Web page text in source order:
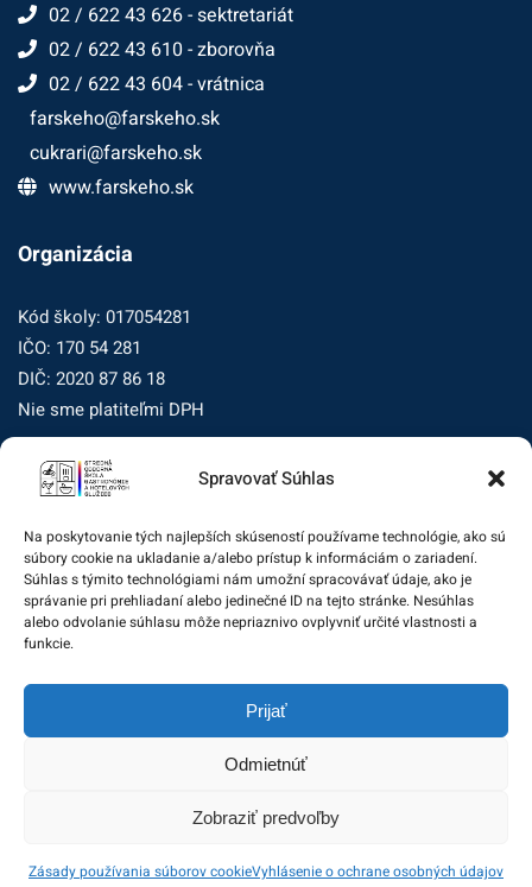
Spravovať Súhlas
Na poskytovanie tých najlepších skúseností používame technológie, ako sú
súbory cookie na ukladanie a/alebo prístup k informáciám o zariadení.
Súhlas s týmito technológiami nám umožní spracovávať údaje, ako je
správanie pri prehliadaní alebo jedinečné ID na tejto stránke. Nesúhlas
alebo odvolanie súhlasu môže nepriaznivo ovplyvniť určité vlastnosti a
funkcie.
Prijať
Odmietnúť
Zobraziť predvoľby
Zásady používania súborov cookieVyhlásenie o ochrane osobných údajov
02 / 622 43 626 - sektretariát
02 / 622 43 610 - zborovňa
02 / 622 43 604 - vrátnica
farskeho@farskeho.sk
cukrari@farskeho.sk
www.farskeho.sk
Organizácia
Kód školy: 017054281
IČO: 170 54 281
DIČ: 2020 87 86 18
Nie sme platiteľmi DPH
Zásady ochrany osobných údajov
Dohľad nad ochranou osobných údajov
Žiadosť dotknutej osoby na uplatnenie jej práv
Zodpovedná osoba za ochranu osobných údajov:
zo@eurotrading.sk